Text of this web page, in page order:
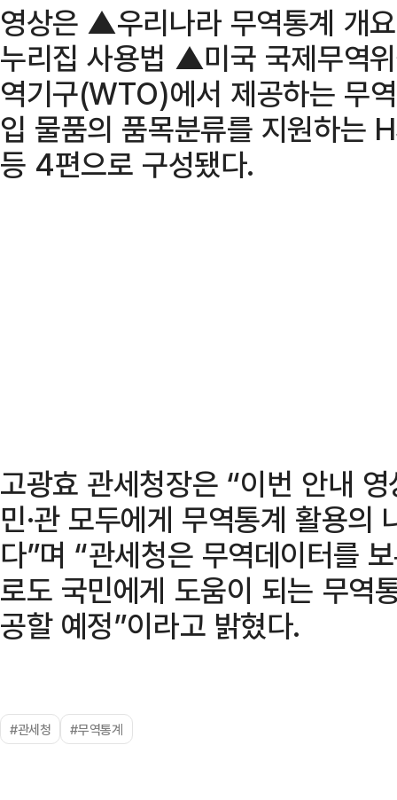
영상은 ▲우리나라 무역통계 개
누리집 사용법 ▲미국 국제무역
역기구(WTO)에서 제공하는 무
입 물품의 품목분류를 지원하는
등 4편으로 구성됐다.
고광효 관세청장은 “이번 안내
민·관 모두에게 무역통계 활용의
다”며 “관세청은 무역데이터를
로도 국민에게 도움이 되는 무역
공할 예정”이라고 밝혔다.
#관세청 #무역통계